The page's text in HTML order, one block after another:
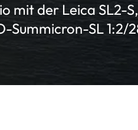
mit der Leica SL2-
Summicron-SL 1:2/